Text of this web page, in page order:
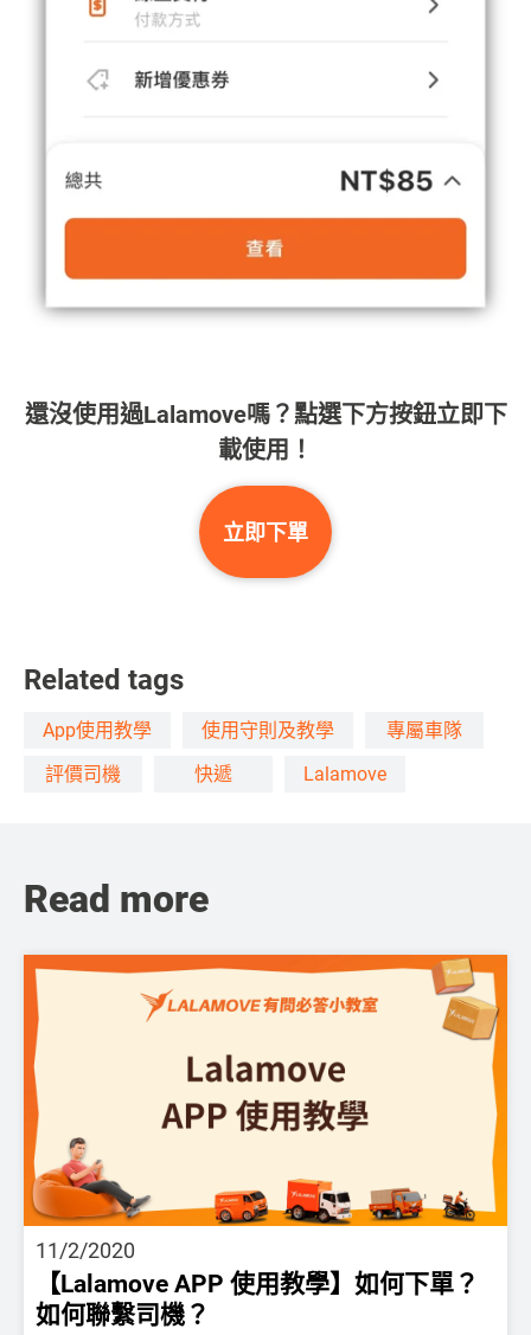
還沒使用過Lalamove嗎？點選下方按鈕立即下
載使用！
立即下單
Related tags
App使用教學 使用守則及教學
專屬車隊
評價司機
快遞 Lalamove
Read more
11/2/2020
【Lalamove APP 使用教學】如何下單？
如何聯繫司機？